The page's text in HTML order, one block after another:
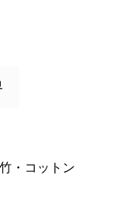
竹・コットン